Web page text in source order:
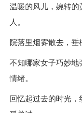
温暖的风儿，婉转
人。
院落里烟雾散去，垂
不知哪家女子巧妙
情绪。
回忆起过去的时光